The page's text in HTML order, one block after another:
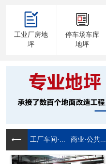
工业厂房地
坪
停车场车库
地坪
工厂车间·... 商业·公共...